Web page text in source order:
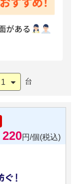
1 台
220円/個(税込)